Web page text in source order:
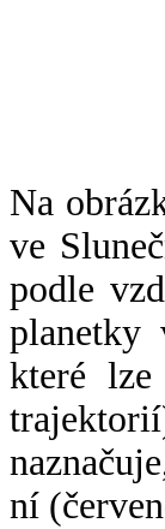
Na
ve
podle
planetky
které
ní